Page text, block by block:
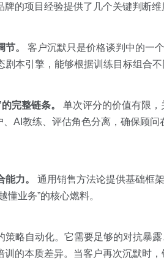
的项目经验提供了几个关键判断维
。
客户沉默只是价格谈判中的一
本引擎，能够根据训练目标组合不
完整链条。
单次评分的价值有限
AI教练、评估角色分离，确保顾
力。
通用销售方法论提供基础框
业务”的核心燃料。
策略自动化。它需要足够的对抗
的本质差异。当客户再次沉默时